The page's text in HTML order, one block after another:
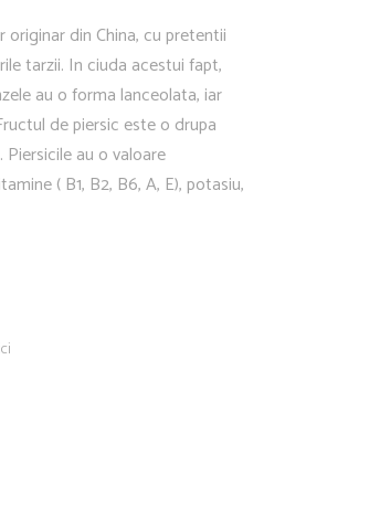
din China, cu pretentii
tarzii. In ciuda acestui fapt,
au o forma lanceolata, iar
de piersic este o drupa
au o valoare
( B1, B2, B6, A, E), potasiu,